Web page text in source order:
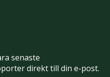
senaste
direkt till din e-post.